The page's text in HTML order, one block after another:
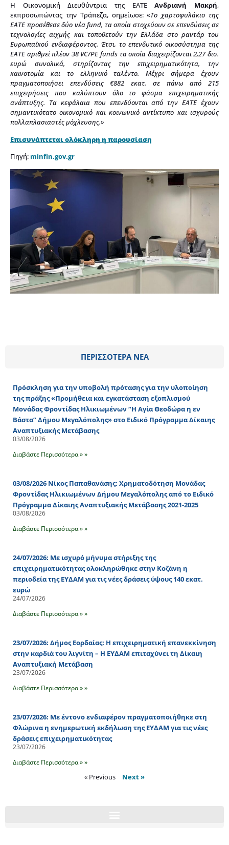
Η Οικονομική Διευθύντρια της ΕΑΤΕΑνδριανή Μακρή,
εκπροσωπώντας την Τράπεζα, σημείωσε: «Το χαρτοφυλάκιο της
ΕΑΤΕ προσέθεσε δύο νέα fund, τα οποία στοχεύουν σε επενδύσεις σε
τεχνολογίες αιχμής και τοποθετούν την Ελλάδα στο ραντάρ του
Ευρωπαϊκού ενδιαφέροντος. Έτσι, το επενδυτικό οικοσύστημα της
ΕΑΤΕ αριθμεί πλέον 38 VC/PE funds τα οποία διαχειρίζονται 2,27 δισ.
ευρώ συνολικά, στηρίζοντας την επιχειρηματικότητα, την
καινοτομία και το ελληνικό ταλέντο. Μέχρι σήμερα έχουν
πραγματοποιήσει επενδύσεις €882 εκατ. σε πάνω από 215
επιχειρήσεις που καλύπτουν όλο το φάσμα επιχειρηματικής
ανάπτυξης. Τα κεφάλαια που επενδύονται από την ΕΑΤΕ έχουν
σημαντικότατο οικονομικό και κοινωνικό αντίκτυπο και ισχυρούς
πολλαπλασιαστές μόχλευσης.»
Επισυνάπτεται ολόκληρη η παρουσίαση
Πηγή: minfin.gov.gr
ΠΕΡΙΣΣΟΤΕΡΑ ΝΕΑ
Πρόσκληση για την υποβολή πρότασης για την υλοποίηση
της πράξης «Προμήθεια και εγκατάσταση εξοπλισμού
Μονάδας Φροντίδας Ηλικιωμένων “Η Αγία Θεοδώρα η εν
Βάστα” Δήμου Μεγαλόπολης» στο Ειδικό Πρόγραμμα Δίκαιης
Αναπτυξιακής Μετάβασης
03/08/2026
Διαβάστε Περισσότερα » »
03/08/2026 Νίκος Παπαθανάσης: Χρηματοδότηση Μονάδας
Φροντίδας Ηλικιωμένων Δήμου Μεγαλόπολης από το Ειδικό
Πρόγραμμα Δίκαιης Αναπτυξιακής Μετάβασης 2021-2025
03/08/2026
Διαβάστε Περισσότερα » »
24/07/2026: Με ισχυρό μήνυμα στήριξης της
επιχειρηματικότητας ολοκληρώθηκε στην Κοζάνη η
περιοδεία της ΕΥΔΑΜ για τις νέες δράσεις ύψους 140 εκατ.
ευρώ
24/07/2026
Διαβάστε Περισσότερα » »
23/07/2026: Δήμος Εορδαίας: Η επιχειρηματική επανεκκίνηση
στην καρδιά του λιγνίτη – Η ΕΥΔΑΜ επιταχύνει τη Δίκαιη
Αναπτυξιακή Μετάβαση
23/07/2026
Διαβάστε Περισσότερα » »
23/07/2026: Με έντονο ενδιαφέρον πραγματοποιήθηκε στη
Φλώρινα η ενημερωτική εκδήλωση της ΕΥΔΑΜ για τις νέες
δράσεις επιχειρηματικότητας
23/07/2026
Διαβάστε Περισσότερα » »
« Previous Next »